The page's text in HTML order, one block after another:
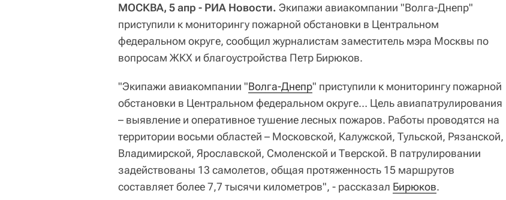
МОСКВА, 5 апр - РИА Новости. Экипажи авиакомпании "Волга-Днепр"
приступили к мониторингу пожарной обстановки в Центральном
федеральном округе, сообщил журналистам заместитель мэра Москвы по
вопросам ЖКХ и благоустройства Петр Бирюков.
"Экипажи авиакомпании "Волга-Днепр" приступили к мониторингу пожарной
обстановки в Центральном федеральном округе… Цель авиапатрулирования
– выявление и оперативное тушение лесных пожаров. Работы проводятся на
территории восьми областей – Московской, Калужской, Тульской, Рязанской,
Владимирской, Ярославской, Смоленской и Тверской. В патрулировании
задействованы 13 самолетов, общая протяженность 15 маршрутов
составляет более 7,7 тысячи километров", - рассказал Бирюков.